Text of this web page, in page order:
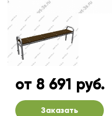
от 8 691 руб.
Заказать